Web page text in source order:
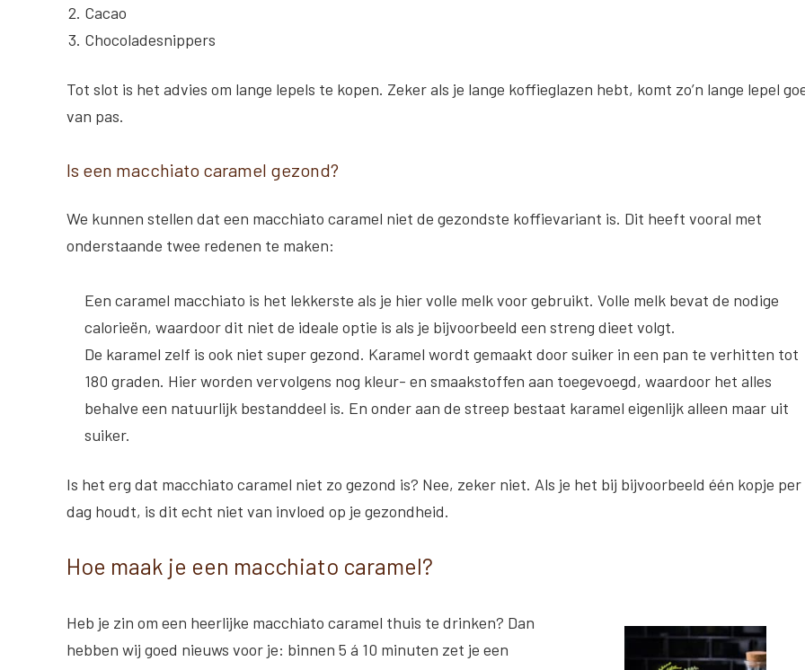
Cacao
Chocoladesnippers
Tot slot is het advies om lange lepels te kopen. Zeker als je lange koffieglazen hebt, komt zo’n lange lepel
van pas.
Is een macchiato caramel gezond?
We kunnen stellen dat een macchiato caramel niet de gezondste koffievariant is. Dit heeft vooral met
onderstaande twee redenen te maken:
Een caramel macchiato is het lekkerste als je hier volle melk voor gebruikt. Volle melk bevat de nodige
calorieën, waardoor dit niet de ideale optie is als je bijvoorbeeld een streng dieet volgt.
De karamel zelf is ook niet super gezond. Karamel wordt gemaakt door suiker in een pan te verhitten tot
180 graden. Hier worden vervolgens nog kleur- en smaakstoffen aan toegevoegd, waardoor het alles
behalve een natuurlijk bestanddeel is. En onder aan de streep bestaat karamel eigenlijk alleen maar uit
suiker.
Is het erg dat macchiato caramel niet zo gezond is? Nee, zeker niet. Als je het bij bijvoorbeeld één kopje per
dag houdt, is dit echt niet van invloed op je gezondheid.
Hoe maak je een macchiato caramel?
Heb je zin om een heerlijke macchiato caramel thuis te drinken? Dan
hebben wij goed nieuws voor je: binnen 5 á 10 minuten zet je een